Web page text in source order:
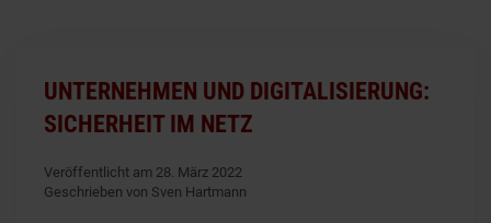
UNTERNEHMEN UND DIGITALISIERUNG:
SICHERHEIT IM NETZ
Veröffentlicht am 28. März 2022
Geschrieben von Sven Hartmann